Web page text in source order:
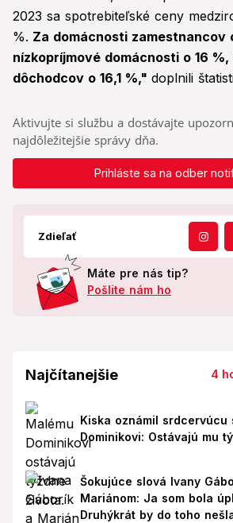
2023 sa spotrebiteľské ceny
%. Za domácnosti zamestnancov
nízkopríjmové domácnosti o 16
dôchodcov o 16,1 %," doplnili
Aktivujte si službu a dostávajte
najdôležitejšie správy dňa.
Prihláste sa na odber
Zdieľať
Máte pre nás tip?
Pošlite nám ho
Najčítanejšie 4
Kiska oznámil srdcervúcu
Dominikovi: Ostávajú mu
Šokujúce slová Ivany
Mariánom: Ja som bola
Druhýkrát by do toho